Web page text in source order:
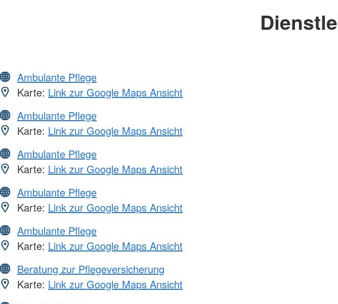
Ambulante Pflege
Karte: Link zur Google Maps Ansicht
Ambulante Pflege
Karte: Link zur Google Maps Ansicht
Ambulante Pflege
Karte: Link zur Google Maps Ansicht
Ambulante Pflege
Karte: Link zur Google Maps Ansicht
Ambulante Pflege
Karte: Link zur Google Maps Ansicht
Beratung zur Pflegeversicherung
Karte: Link zur Google Maps Ansicht